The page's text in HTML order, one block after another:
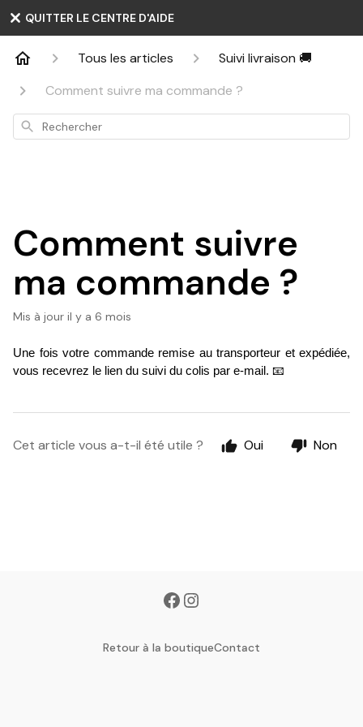
QUITTER LE CENTRE D'AIDE
Tous les articles
Suivi livraison 🚚
Comment suivre ma commande ?
Rechercher
Comment suivre
ma commande ?
Mis à jour il y a 6 mois
Une fois votre commande remise au transporteur et expédiée,
vous recevrez le lien du suivi du colis par e-mail. 📧
Cet article vous a-t-il été utile ? Oui Non
Retour à la boutiqueContact